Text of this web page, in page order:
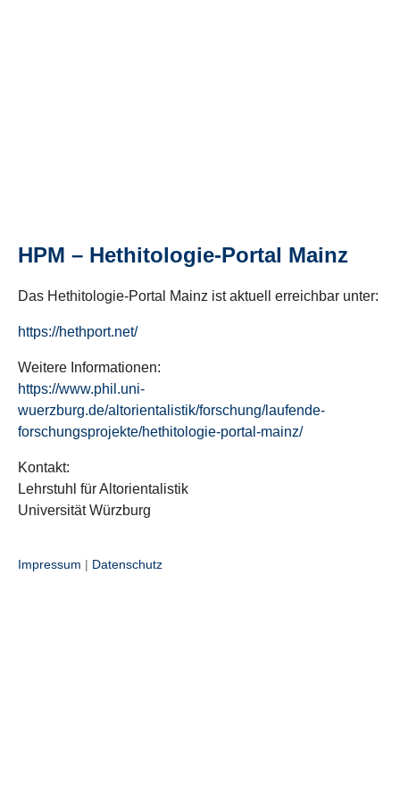
HPM – Hethitologie-Portal Mainz
Das Hethitologie-Portal Mainz ist aktuell erreichbar unter:
https://hethport.net/
Weitere Informationen:
https://www.phil.uni-
wuerzburg.de/altorientalistik/forschung/laufende-
forschungsprojekte/hethitologie-portal-mainz/
Kontakt:
Lehrstuhl für Altorientalistik
Universität Würzburg
Impressum | Datenschutz